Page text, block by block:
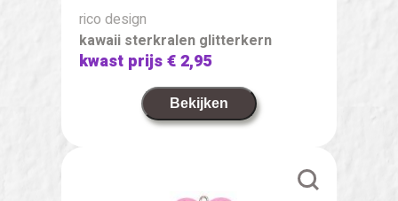
rico design
kawaii sterkralen glitterkern
kwast prijs€ 2,95
Bekijken